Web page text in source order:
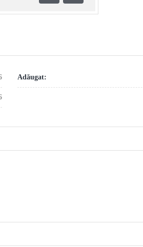
Anterioară
Următoare
Adăugat: